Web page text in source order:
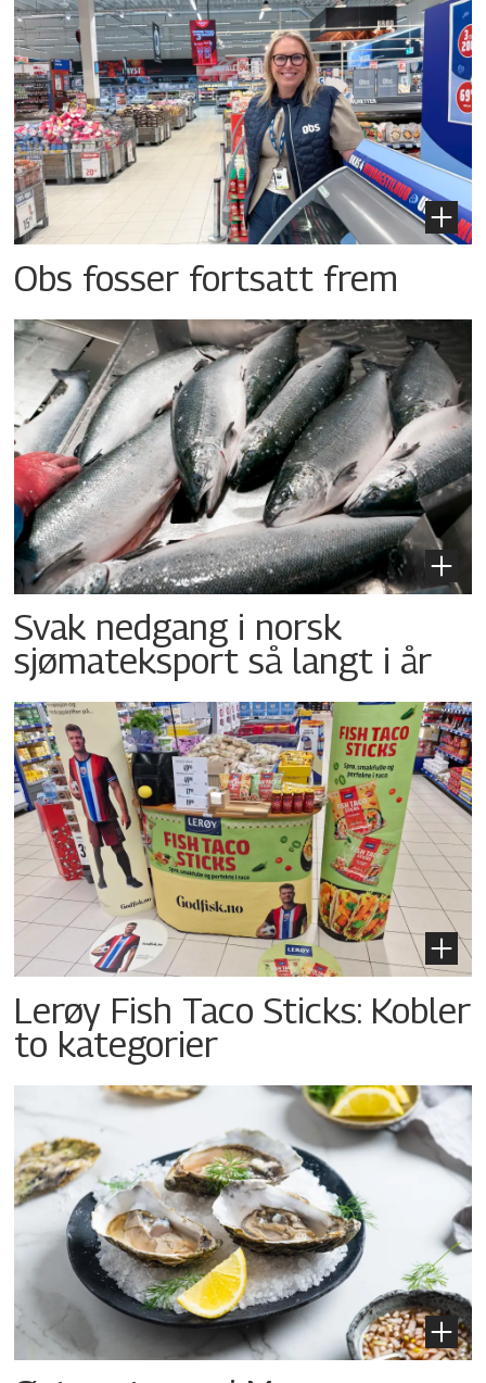
Obs fosser fortsatt frem
Svak nedgang i norsk
sjømateksport så langt i år
Lerøy Fish Taco Sticks: Kobler
to kategorier